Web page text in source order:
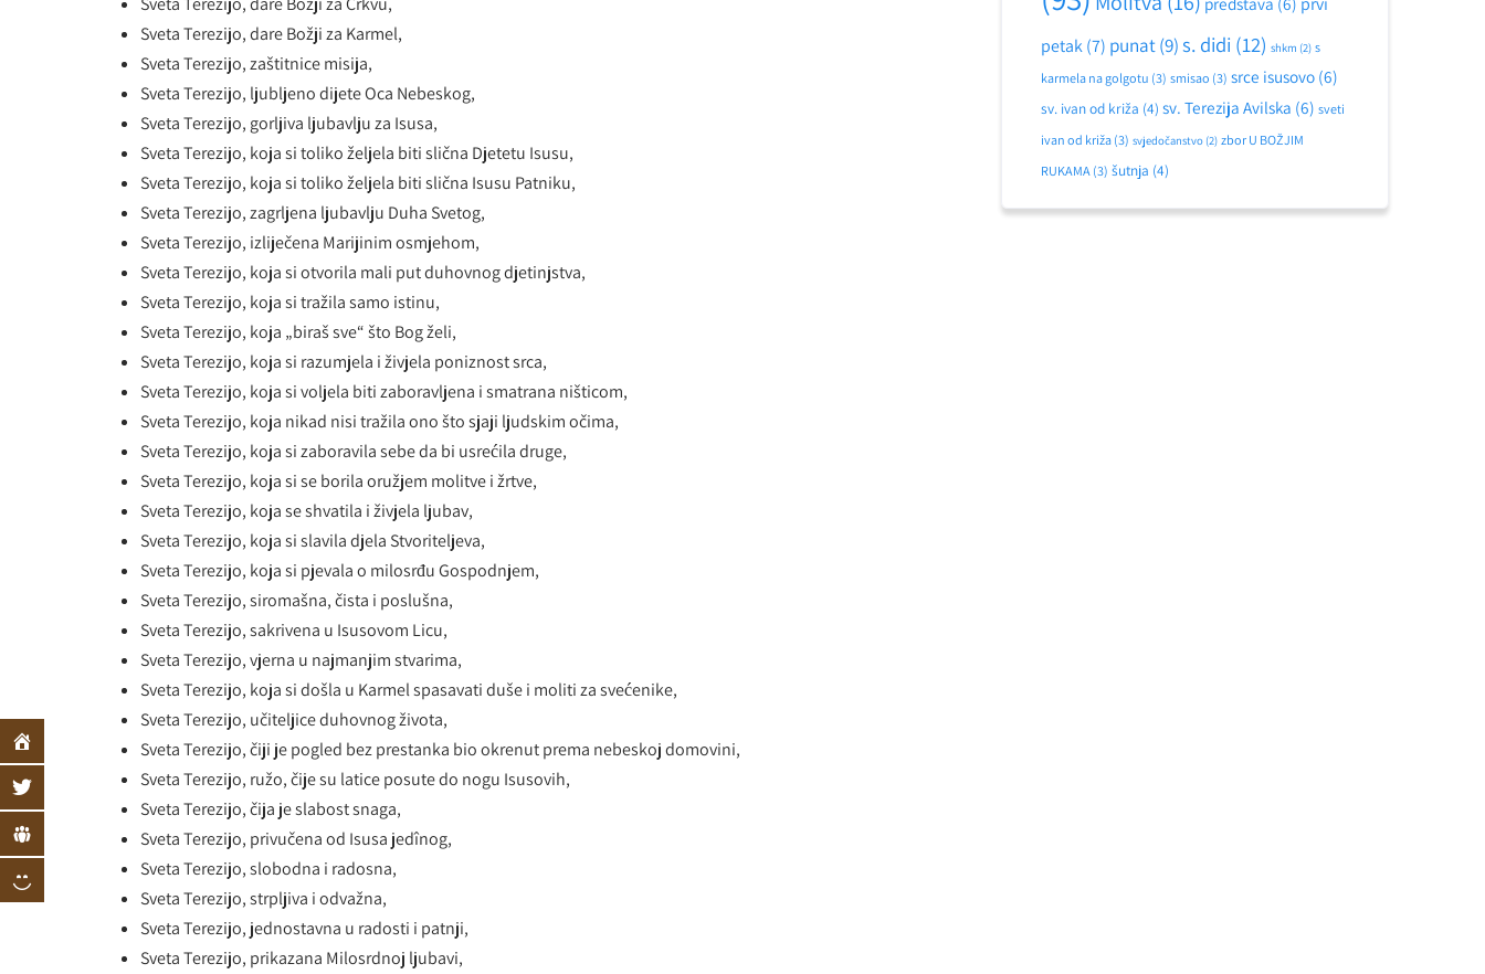
Sveta Terezijo, dare Božji za Karmel,
Sveta Terezijo, zaštitnice misija,
Sveta Terezijo, ljubljeno dijete Oca Nebeskog,
Sveta Terezijo, gorljiva ljubavlju za Isusa,
Sveta Terezijo, koja si toliko željela biti slična Djetetu Isusu,
Sveta Terezijo, koja si toliko željela biti slična Isusu Patniku,
Sveta Terezijo, zagrljena ljubavlju Duha Svetog,
Sveta Terezijo, izliječena Marijinim osmjehom,
Sveta Terezijo, koja si otvorila mali put duhovnog djetinjstva,
Sveta Terezijo, koja si tražila samo istinu,
Sveta Terezijo, koja „biraš sve“ što Bog želi,
Sveta Terezijo, koja si razumjela i živjela poniznost srca,
Sveta Terezijo, koja si voljela biti zaboravljena i smatrana ništicom,
Sveta Terezijo, koja nikad nisi tražila ono što sjaji ljudskim očima,
Sveta Terezijo, koja si zaboravila sebe da bi usrećila druge,
Sveta Terezijo, koja si se borila oružjem molitve i žrtve,
Sveta Terezijo, koja se shvatila i živjela ljubav,
Sveta Terezijo, koja si slavila djela Stvoriteljeva,
Sveta Terezijo, koja si pjevala o milosrđu Gospodnjem,
Sveta Terezijo, siromašna, čista i poslušna,
Sveta Terezijo, sakrivena u Isusovom Licu,
Sveta Terezijo, vjerna u najmanjim stvarima,
Sveta Terezijo, koja si došla u Karmel spasavati duše i moliti za svećenike,
Sveta Terezijo, učiteljice duhovnog života,
Sveta Terezijo, čiji je pogled bez prestanka bio okrenut prema nebeskoj domovini,
Sveta Terezijo, ružo, čije su latice posute do nogu Isusovih,
Sveta Terezijo, čija je slabost snaga,
Sveta Terezijo, privučena od Isusa jedînog,
Sveta Terezijo, slobodna i radosna,
Sveta Terezijo, strpljiva i odvažna,
Sveta Terezijo, jednostavna u radosti i patnji,
Sveta Terezijo, prikazana Milosrdnoj ljubavi,
petak(7) punat(9)s. didi (12) shkm (2) s
karmela na golgotu (3) smisao (3) srce isusovo (6)
sv. ivan od križa (4) sv. Terezija Avilska (6) sveti
ivan od križa (3) svjedočanstvo (2) zbor U BOŽJIM
RUKAMA (3) šutnja (4)